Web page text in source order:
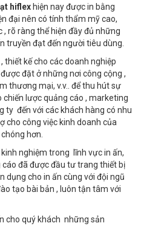
hiflex hiện nay được in bằng
đại nên có tính thẩm mỹ cao,
rõ ràng thể hiện đầy đủ những
truyền đạt đến người tiêu dùng.
thiết kế cho các doanh nghiệp
đặt ở những nơi công cộng ,
thương mại, v.v.. để thu hút sự
lược quảng cáo , marketing
ty đến với các khách hàng có nhu
cho công việc kinh doanh của
hơn.
nghiệm trong lĩnh vực in ấn,
cáo đã được đầu tư trang thiết bị
dụng cho in ấn cùng với đội ngũ
tạo bài bản , luôn tận tâm với
cho quý khách những sản